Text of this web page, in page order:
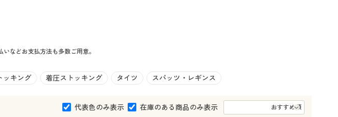
・ファブリック 大きいサイズ メンズ
大きいサイズ 事務・制服
などお支払方法も多数ご用意。
ッキング 着圧ストッキング タイツ スパッツ・レギンス
代表色のみ表示 在庫のある商品のみ表示